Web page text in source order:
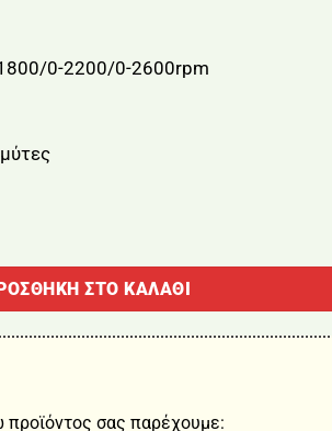
0-2200/0-2600rpm
BORMANN BBP5123 (ΧΩΡΙΣ
ΣΤΟ ΚΑΛΆΘΙ
σας παρέχουμε: